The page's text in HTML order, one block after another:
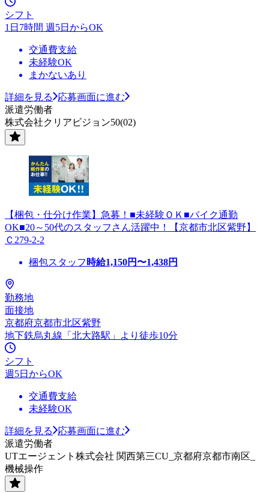
シフト
1日7時間 週5日からOK
交通費支給
未経験OK
まかないあり
詳細を見る
応募画面に進む
派遣労働者
株式会社クリアビジョン50(02)
【梱包・仕分け作業】急募！■未経験ＯＫ■バイク通勤
OK■20～50代のスタッフさん活躍中！【京都市北区紫野】
Ｃ279-2-2
梱包スタッフ 時給1,150円〜1,438円
勤務地
面接地
京都府京都市北区紫野
地下鉄烏丸線「北大路駅」より徒歩10分
シフト
週5日からOK
交通費支給
未経験OK
詳細を見る
応募画面に進む
派遣労働者
UTエージェント株式会社 関西第三CU_京都府京都市南区_
機械操作